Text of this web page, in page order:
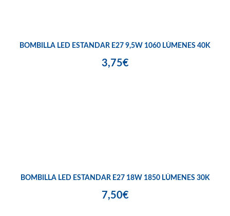
BOMBILLA LED ESTANDAR E27 9,5W 1060 LÚMENES 40K
3,75€
BOMBILLA LED ESTANDAR E27 18W 1850 LÚMENES 30K
7,50€